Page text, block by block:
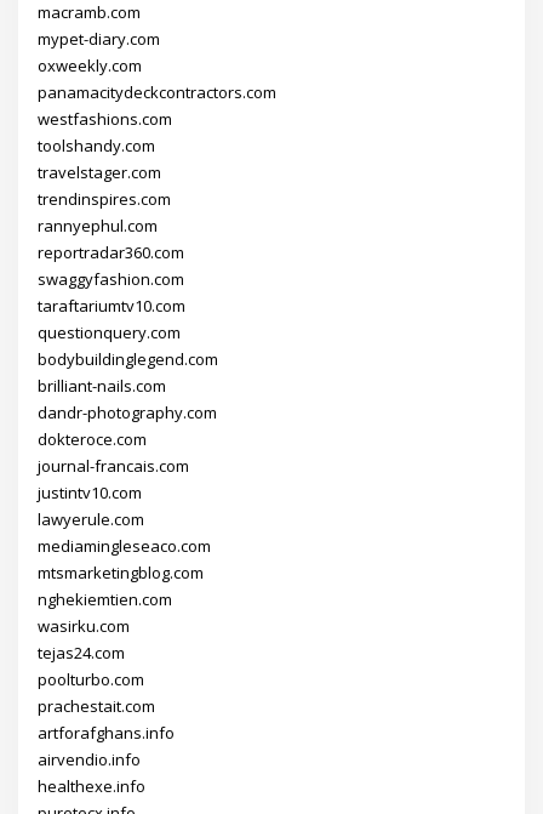
macramb.com
mypet-diary.com
oxweekly.com
panamacitydeckcontractors.com
westfashions.com
toolshandy.com
travelstager.com
trendinspires.com
rannyephul.com
reportradar360.com
swaggyfashion.com
taraftariumtv10.com
questionquery.com
bodybuildinglegend.com
brilliant-nails.com
dandr-photography.com
dokteroce.com
journal-francais.com
justintv10.com
lawyerule.com
mediamingleseaco.com
mtsmarketingblog.com
nghekiemtien.com
wasirku.com
tejas24.com
poolturbo.com
prachestait.com
artforafghans.info
airvendio.info
healthexe.info